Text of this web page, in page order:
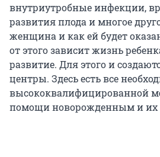
внутриутробные инфекции,
развития плода и многое
женщина и как ей будет
от этого зависит жизнь
развитие. Для этого и
центры. Здесь есть все
высококвалифицированной
помощи новорожденным и их